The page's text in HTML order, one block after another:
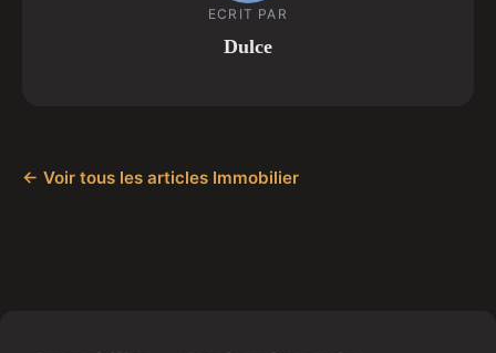
ECRIT PAR
Dulce
← Voir tous les articles Immobilier